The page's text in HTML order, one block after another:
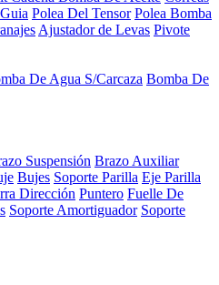
Polea Del Tensor Polea Bomba
Ajustador de Levas Pivote
De Agua S/Carcaza Bomba De
Suspensión Brazo Auxiliar
Bujes Soporte Parilla Eje Parilla
Dirección Puntero Fuelle De
Soporte Amortiguador Soporte